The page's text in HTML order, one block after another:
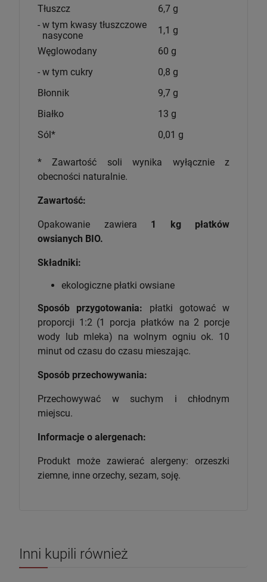
Tłuszcz
6,7 g
- w tym kwasy tłuszczowe
nasycone
1,1 g
Węglowodany
60 g
- w tym cukry
0,8 g
Błonnik
9,7 g
Białko
13 g
Sól*
0,01 g
* Zawartość soli wynika wyłącznie z
obecności naturalnie.
Zawartość:
Opakowanie zawiera 1 kg płatków
owsianych BIO.
Składniki:
ekologiczne płatki owsiane
Sposób przygotowania: płatki gotować w
proporcji 1:2 (1 porcja płatków na 2 porcje
wody lub mleka) na wolnym ogniu ok. 10
minut od czasu do czasu mieszając.
Sposób przechowywania:
Przechowywać w suchym i chłodnym
miejscu.
Informacje o alergenach:
Produkt może zawierać alergeny: orzeszki
ziemne, inne orzechy, sezam, soję.
Inni kupili również